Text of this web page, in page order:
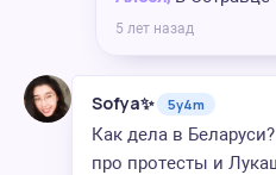
5 лет назад
Sofya✨ 5y4m
Как дела в
про протесты и